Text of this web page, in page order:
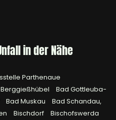
in der Nähe
Parthenaue
Bad Gottleuba-
Bad Muskau
Bad Schandau,
Bischdorf
Bischofswerda